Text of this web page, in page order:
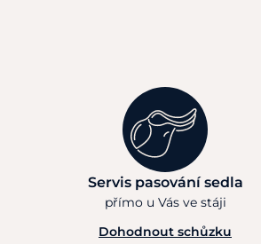
Servis pasování sedla
přímo u Vás ve stáji
Dohodnout schůzku